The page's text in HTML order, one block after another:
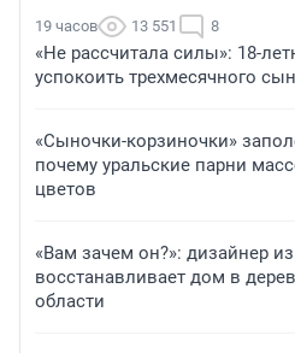
19 часов 13 551 8
«Не рассчитала силы»: 18-
успокоить трехмесячного
«Сыночки-корзиночки»
почему уральские парни
цветов
«Вам зачем он?»: дизайнер
восстанавливает дом в
области